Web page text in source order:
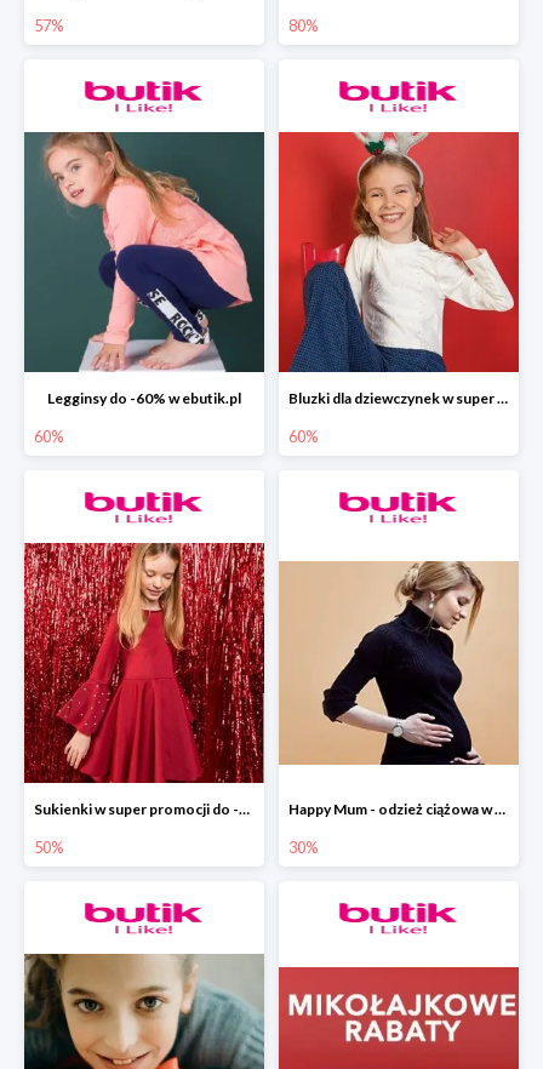
57% 80%
Legginsy do -60% w ebutik.pl
60%
Bluzki dla dziewczynek w super cenach do -60% taniej w ebutik.pl
60%
Sukienki w super promocji do -50 % w ebutik.pl
50%
Happy Mum - odzież ciążowa w promocyjnych cenach w ebutik.pl
30%